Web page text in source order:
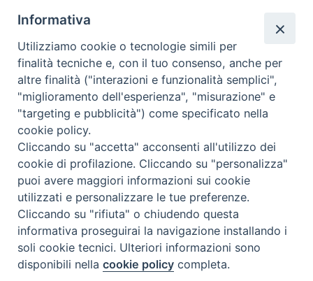
confortante, consigliano di riservare agli adulti la
visione del film.D
nazione:Italia
Contatti & Info
C.ne Aurelia, 50 – 00165 Roma
Contatti
Informativa
Utilizziamo cookie o tecnologie simili per
finalità tecniche e, con il tuo consenso, anche per
altre finalità ("interazioni e funzionalità semplici",
"miglioramento dell'esperienza", "misurazione" e
"targeting e pubblicità") come specificato nella
cookie policy.
Cliccando su "accetta" acconsenti all'utilizzo dei
cookie di profilazione. Cliccando su "personalizza"
puoi avere maggiori informazioni sui cookie
utilizzati e personalizzare le tue preferenze.
Cliccando su "rifiuta" o chiudendo questa
informativa proseguirai la navigazione installando i
soli cookie tecnici. Ulteriori informazioni sono
disponibili nellacookie policy completa.